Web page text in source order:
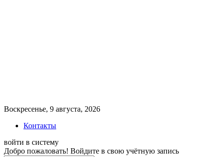
Воскресенье, 9 августа, 2026
Контакты
войти в систему
Добро пожаловать! Войдите в свою учётную запись